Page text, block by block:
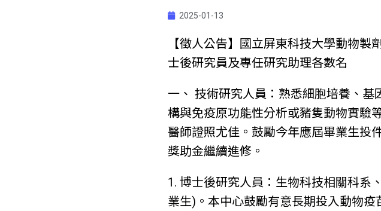
2025-01-13
【徵人公告】國立屏東科技大學動物
士後研究員及專任研究助理各數名
一、 技術研究人員：熟悉細胞培養、
構與免疫原功能性分析或豬隻動物實驗
醫師證照尤佳。鼓勵今年應屆畢業生投
獎助金繼續進修。
1. 博士後研究人員：生物科技相關科系
業生)。本中心鼓勵有意長期投入動物